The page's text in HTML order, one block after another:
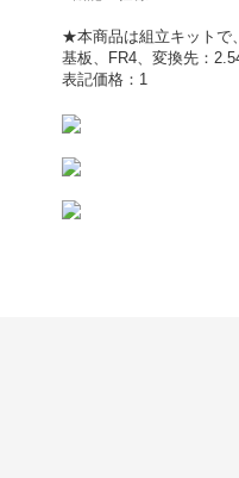
★本商品は組立キットで
基板、FR4、変換先：
表記価格：1